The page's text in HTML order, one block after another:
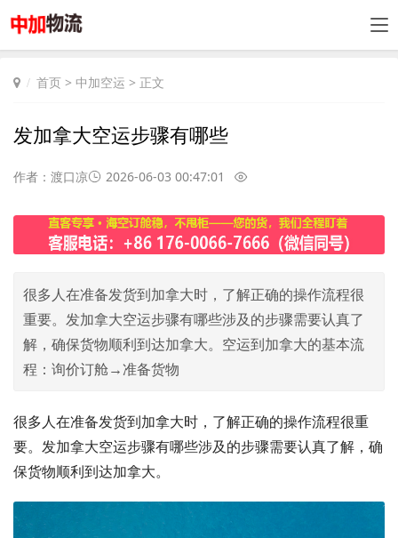
首页 > 中加空运 > 正文
发加拿大空运步骤有哪些
作者：渡口凉 2026-06-03 00:47:01
很多人在准备发货到加拿大时，了解正确的操作流程很
重要。发加拿大空运步骤有哪些涉及的步骤需要认真了
解，确保货物顺利到达加拿大。空运到加拿大的基本流
程：询价订舱→准备货物
很多人在准备发货到加拿大时，了解正确的操作流程很重
要。发加拿大空运步骤有哪些涉及的步骤需要认真了解，确
保货物顺利到达加拿大。